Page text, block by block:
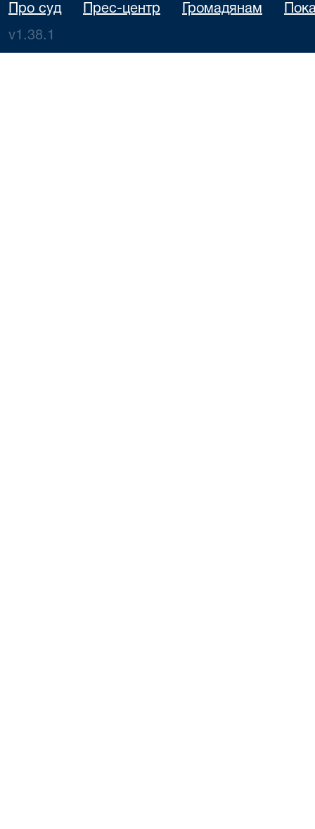
Про суд Прес-центр Громадянам
v1.38.1